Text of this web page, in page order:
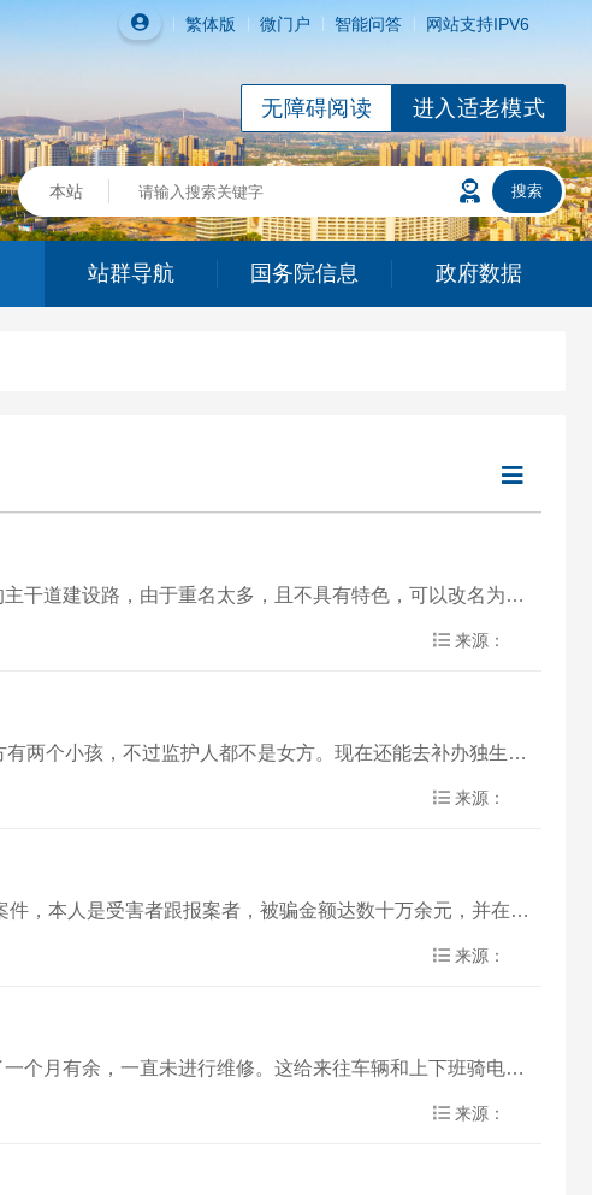
繁体版 微门户 智能问答 网站支持IPV6
进入适老模式
无障碍阅读
站群导航 国务院信息 政府数据
平顶山市优化营
建议把平顶山主干道一类的改名，彰显平顶山的文化气息，促进文化名城的建设，例如市内最宽且最美观之一的主干道建设路，由于重名太多，且不具有特色，可以改名为鹰城大街等。 再者说早些年间命……
来源：
您好，我家的情况是这样，我是05年出生的，但是当时家里没有办独生子女证，后来我爸妈离婚我爸再婚的女方有两个小孩，不过监护人都不是女方。现在还能去补办独生子女证吗？他俩都是70年生人
来源：
平顶山市人民政府您好！ 我的招商银行卡被河南省平顶山市公安局刑侦支队冻结，银行卡涉及到一起网络诈骗案件，本人是受害者跟报案者，被骗金额达数十万余元，并在平顶山市公安局卫队分局刑侦大……
来源：
郏县侯公大道和兴业路交叉口是郏县的主要公路路口，车流量大，附近厂区较多。该十字路口的红绿灯已经坏了一个月有余，一直未进行维修。这给来往车辆和上下班骑电动车的市民带来了很大的安全隐患……
来源：